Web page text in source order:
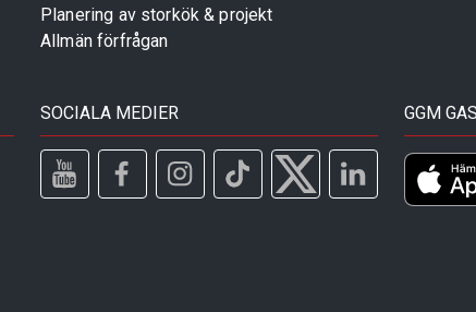
Planering av storkök & projekt
Allmän förfrågan
SOCIALA MEDIER GGM